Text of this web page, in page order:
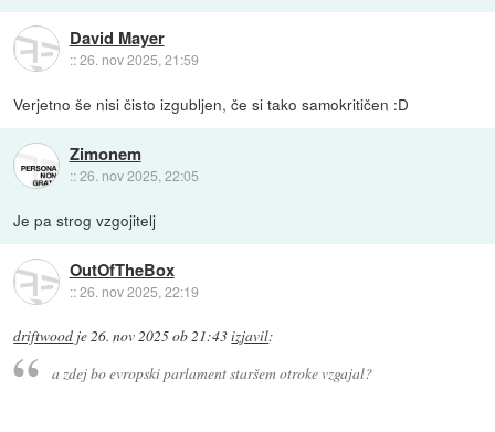
David Mayer
::26. nov 2025, 21:59
Verjetno še nisi čisto izgubljen, če si tako samokritičen :D
Zimonem
::26. nov 2025, 22:05
Je pa strog vzgojitelj
OutOfTheBox
::26. nov 2025, 22:19
driftwood je26. nov 2025 ob 21:43izjavil:
a zdej bo evropski parlament staršem otroke vzgajal?